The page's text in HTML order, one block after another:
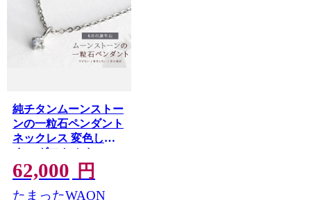
純チタンムーンストー
ンの一粒石ペンダント
ネックレス 変色しに
くい ギフト かわいい
新潟県 弥彦村 | アクセ
サリー ネックレス フ
ァッション 変色しに
62,000 円
たまったWAON